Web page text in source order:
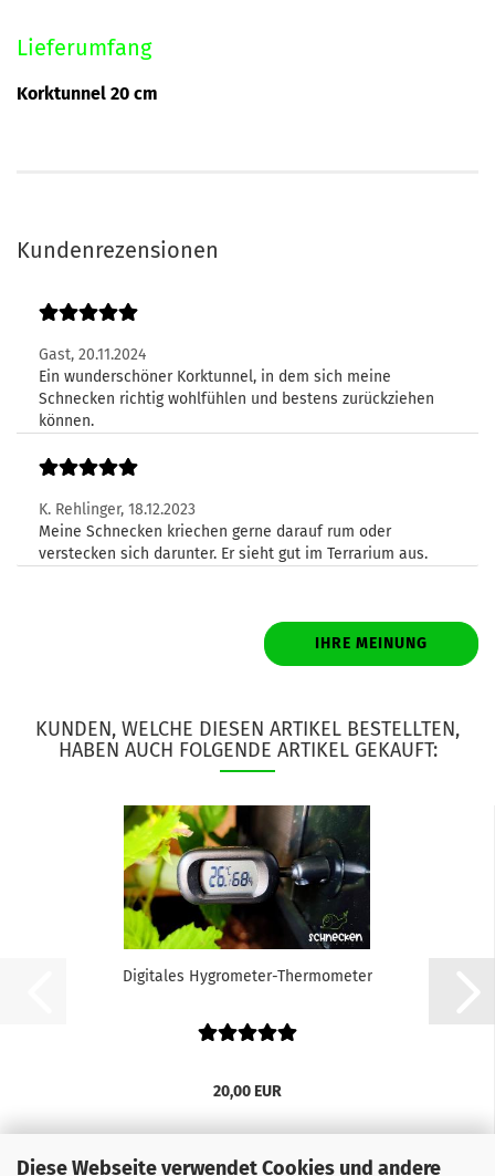
Diese Webseite verwendet Cookies und andere
Lieferumfang
Korktunnel 20 cm
Kundenrezensionen
Gast, 20.11.2024
Ein wunderschöner Korktunnel, in dem sich meine
Schnecken richtig wohlfühlen und bestens zurückziehen
können.
K. Rehlinger, 18.12.2023
Meine Schnecken kriechen gerne darauf rum oder
verstecken sich darunter. Er sieht gut im Terrarium aus.
IHRE MEINUNG
KUNDEN, WELCHE DIESEN ARTIKEL BESTELLTEN,
HABEN AUCH FOLGENDE ARTIKEL GEKAUFT:
Digitales Hygrometer-Thermometer
20,00 EUR